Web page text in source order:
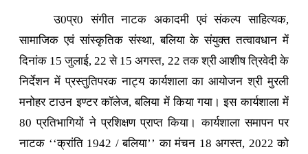
उ0प्र0 संगीत नाटक अकादमी एवं संकल्प साहित्यक,
सामाजिक एवं सांस्कृतिक संस्था, बलिया के संयुक्त तत्वावधान में
दिनांक 15 जुलाई, 22 से 15 अगस्त, 22 तक श्री आशीष त्रिवेदी के
निर्देशन में प्रस्तुतिपरक नाट्य कार्यशाला का आयोजन श्री मुरली
मनोहर टाउन इण्टर कॉलेज, बलिया में किया गया। इस कार्यशाला में
80 प्रतिभागियों ने प्रशिक्षण प्राप्त किया। कार्यशाला समापन पर
नाटक ‘‘क्रांति 1942 / बलिया’’ का मंचन 18 अगस्त, 2022 को